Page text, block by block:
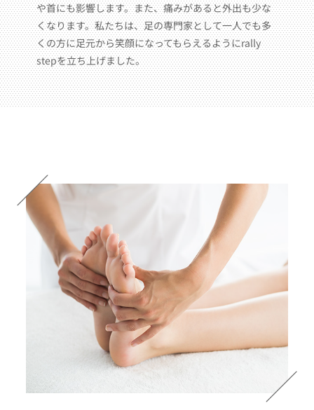
や首にも影響します。また、痛みがあると外出も少な
くなります。私たちは、足の専門家として一人でも多
くの方に足元から笑顔になってもらえるようにrally
stepを立ち上げました。